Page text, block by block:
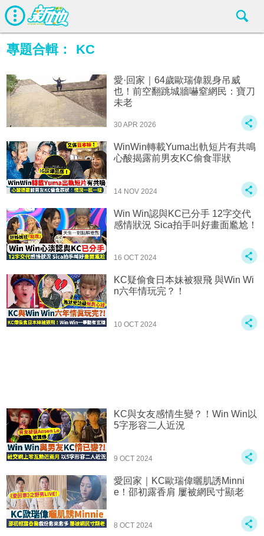
專題合輯： KC
愛·回家｜64歲歐瑞偉親身吊威
也！前空翻跳城牆嚇窒網民：寶刀
未老
30 APR 2026
WinWin轉載Yuma出軌短片有共鳴
心酸揭露前男友KC偷食罪狀
14 NOV 2024
Win Win認與KC已分手 12字交代
感情狀況 Sica拍手叫好畫面尷尬！
16 OCT 2024
KC疑偷食日本妹被狠飛 與Win Wi
n六年情玩完？！
10 OCT 2024
KC與女友感情生變？！Win Win以
5字形容二人近況
9 OCT 2024
愛回家｜KC歐瑞偉曬肌誘Minni
e！邵初露香肩 屢被網民寸顯老
8 OCT 2024